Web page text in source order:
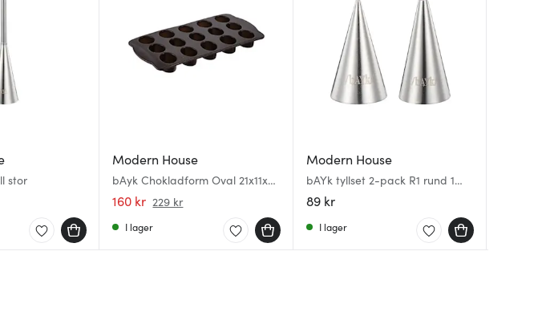
stor
Modern House
bAyk Chokladform Oval 21x11x2
cm Brun
160 kr 229 kr
I lager
Modern House
bAYk tyllset 2-pack R1 rund 1
mm och R3 rund 3 mm
89 kr
I lager